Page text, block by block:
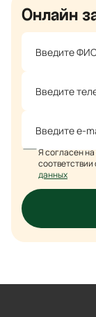
Онлайн
Я согласен
соответствии
данных